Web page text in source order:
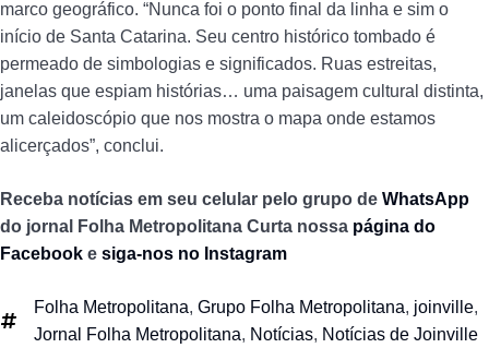
marco geográfico. “Nunca foi o ponto final da linha e sim o
início de Santa Catarina. Seu centro histórico tombado é
permeado de simbologias e significados. Ruas estreitas,
janelas que espiam histórias… uma paisagem cultural distinta,
um caleidoscópio que nos mostra o mapa onde estamos
alicerçados”, conclui.
Receba notícias em seu celular pelo grupo de WhatsApp
do jornal Folha Metropolitana Curta nossa página do
Facebook e siga-nos no Instagram
Folha Metropolitana, Grupo Folha Metropolitana, joinville,
Jornal Folha Metropolitana, Notícias, Notícias de Joinville